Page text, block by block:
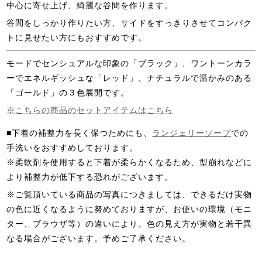
中心に寄せ上げ、綺麗な谷間を作ります。
谷間をしっかり作りたい方、サイドをすっきりさせてコンパク
トに見せたい方にもおすすめです。
モードでセンシュアルな印象の「ブラック」、ワントーンカラ
ーでエネルギッシュな「レッド」、ナチュラルで温かみのある
「ゴールド」の３色展開です。
※こちらの商品のセットアイテムはこちら
■下着の補整力を長く保つためにも、 ランジェリーソープでの
手洗いをおすすめしております。
※柔軟剤を使用すると下着が柔らかくなるため、型崩れなどに
より補整力が低下する恐れがございます。
※ご覧頂いている商品の写真につきましては、できるだけ実物
の色に近くなるように努めておりますが、お使いの環境（モニ
ター、ブラウザ等）の違いにより、色の見え方が実物と若干異
なる場合がございます。予めご了承ください。